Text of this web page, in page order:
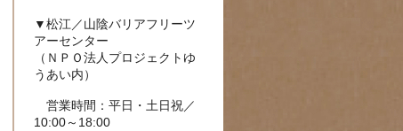
▼松江／山陰バリアフリーツ
アーセンター
（ＮＰＯ法人プロジェクトゆ
うあい内）
営業時間：平日・土日祝／
10:00～18:00